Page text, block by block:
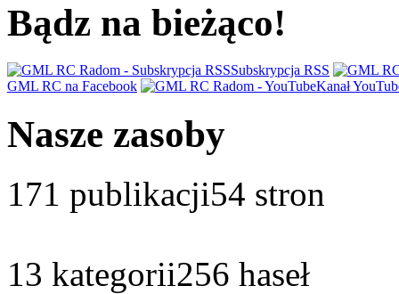
Bądz na bieżąco!
Subskrypcja RSS
GML RC na Facebook
Kanał
Nasze zasoby
171 publikacji54 stron
13 kategorii256 haseł